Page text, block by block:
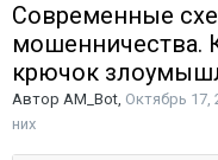
Современные
мошенничества.
крючок
Автор AM_Bot, Октябрь 17,
них